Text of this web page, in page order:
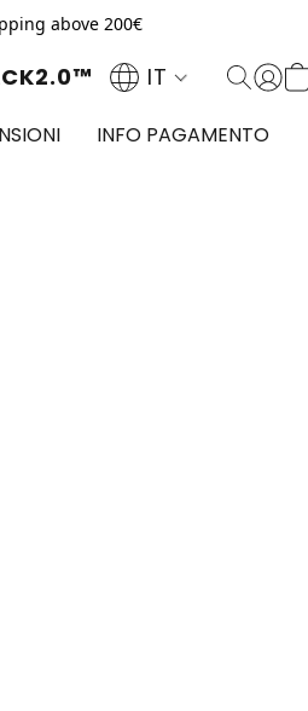
above 200€
IT
INFO PAGAMENTO